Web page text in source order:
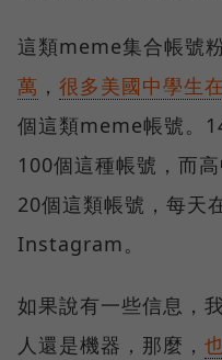
這類meme集合帳號
萬 ， 很多美國中學生
個這類meme帳號。
100個這種帳號，而
20個這類帳號，每天
Instagram。
如果說有一些信息，
人還是機器，那麼，